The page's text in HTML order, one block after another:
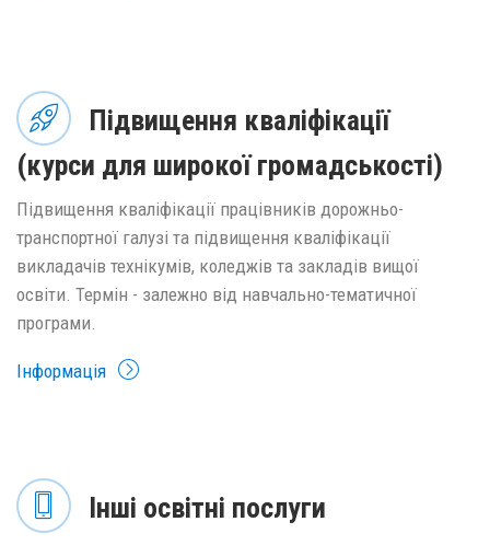
Підвищення кваліфікації
(курси для широкої громадськості)
Підвищення кваліфікації працівників дорожньо-
транспортної галузі та підвищення кваліфікації
викладачів технікумів, коледжів та закладів вищої
освіти. Термін - залежно від навчально-тематичної
програми.
Інформація
Інші освітні послуги